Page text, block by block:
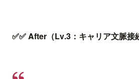
✅✅ After（Lv.3：キャリア文脈接